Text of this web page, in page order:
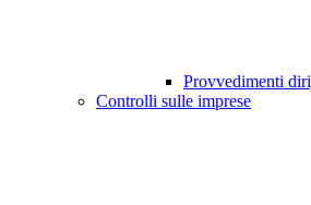
Provvedimenti
Controlli sulle imprese